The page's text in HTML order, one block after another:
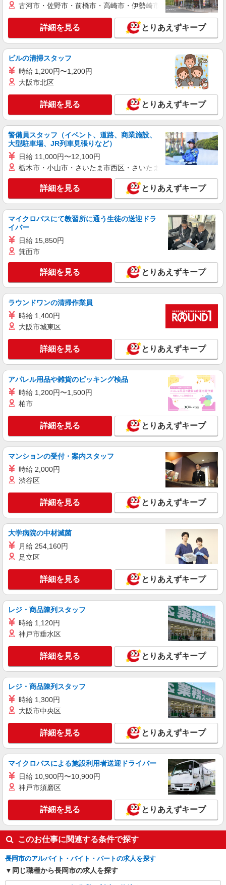
株式会社テクノ・サービス/お仕事No/0910356
自動車部品の組立業務
時給1050円 月収例：151、000円（月収例21日
実働）（残業・休日出勤手当て等が含まれていま
新潟県長岡市 ＊車・バイク通勤OK
詳細を見る
派遣社員
株式会社テクノ・サービス/お仕事No/0907158
機械オペレーターなど
時給1350円 月収例：220、000円（月収例21日
実働）（残業・休日出勤手当て等が含まれていま
す） 交通費全額支給
新潟県長岡市 ＊車・バイク通勤OK
キープ 詳細を見る
派遣社員
株式会社テクノ・サービス/お仕事No/0915997
新潟県長岡市 ＊車・バイク通勤OK
キープ 詳細を見る
株式会社テクノ・サービス/お仕事No/0892522
時給1620円 月収例：266、000円（月収例21日
実働）（残業・休日出勤手当て等が含まれていま
す） 交通費全額支給
新潟県長岡市 ＊車・バイク通勤OK
キープ 詳細を見る
株式会社テクノ・サービス/お仕事No/0891243
時給1250円 月収例：203、000円（月収例21日
実働）（残業・休日出勤手当て等が含まれていま
詳細を見る
派遣社員
株式会社テクノ・サービス/お仕事No/0796339
機械オペレーター
時給1200円 月収例：126、000円（月収例21日
5時間/日実働）（残業・休日出勤手当て等が含ま
新潟県長岡市 ＊車・バイク通勤OK
キープ 詳細を見る
派遣社員
株式会社テクノ・サービス/お仕事No/0915502
時給1530円 月収例：297、000円（月収例21日
実働残業代込）（残業・休日出勤手当て等が含ま
れています） 交通費全額支給
新潟県長岡市 ＊車・バイク通勤OK
詳細を見る
古河市・佐野市・前橋市・高崎市・伊勢崎市・太田市・館林市
詳細を見る とりあえずキープ
ビルの清掃スタッフ
時給 1,200円〜1,200円
大阪市北区
詳細を見る とりあえずキープ
警備員スタッフ（イベント、道路、商業施設、
大型駐車場、JR列車見張りなど）
日給 11,000円〜12,100円
栃木市・小山市・さいたま市西区・さいたま市岩槻区・久喜市・
詳細を見る とりあえずキープ
マイクロバスにて教習所に通う生徒の送迎ドラ
イバー
日給 15,850円
箕面市
詳細を見る とりあえずキープ
ラウンドワンの清掃作業員
時給 1,400円
大阪市城東区
詳細を見る とりあえずキープ
アパレル用品や雑貨のピッキング検品
時給 1,200円〜1,500円
柏市
詳細を見る とりあえずキープ
マンションの受付・案内スタッフ
時給 2,000円
渋谷区
詳細を見る とりあえずキープ
大学病院の中材滅菌
月給 254,160円
足立区
詳細を見る とりあえずキープ
レジ・商品陳列スタッフ
時給 1,120円
神戸市垂水区
詳細を見る とりあえずキープ
レジ・商品陳列スタッフ
時給 1,300円
大阪市中央区
詳細を見る とりあえずキープ
マイクロバスによる施設利用者送迎ドライバー
日給 10,900円〜10,900円
神戸市須磨区
詳細を見る とりあえずキープ
このお仕事に関連する条件で探す
長岡市のアルバイト・バイト・パートの求人を探す
同じ職種から長岡市の求人を探す